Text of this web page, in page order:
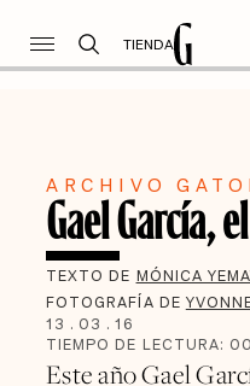
TIENDA
ARCHIVO
Gael García,
TEXTO DE MÓNICA
FOTOGRAFÍA DE
13 . 03 . 16
TIEMPO DE LECTURA: 00
Este año Gael